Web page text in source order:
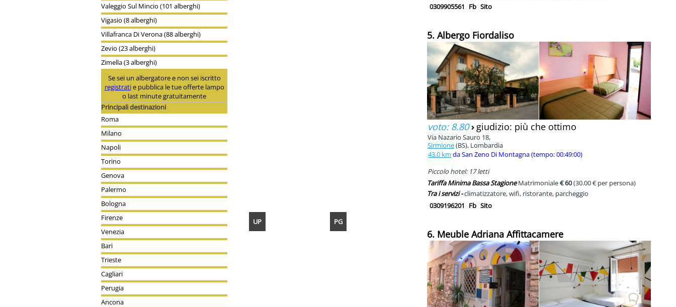
UP PG
0309905561 Fb Sito
5. Albergo Fiordaliso
voto: 8.80› giudizio: più che ottimo
Via Nazario Sauro 18,
Sirmione(BS), Lombardia
43.0 km da San Zeno Di Montagna (tempo: 00:49:00)
Piccolo hotel: 17 letti
Tariffa Minima Bassa StagioneMatrimoniale€ 60(30.00 € per persona)
Tra i servizi -climatizzatore, wifi, ristorante, parcheggio
0309196201 Fb Sito
6. Meuble Adriana Affittacamere
Valeggio Sul Mincio (101 alberghi)
Vigasio (8 alberghi)
Villafranca Di Verona (88 alberghi)
Zevio (23 alberghi)
Zimella (3 alberghi)
Se sei un albergatore e non sei iscritto
registratie pubblica le tue offerte lampo
o last minute gratuitamente
Principali destinazioni
Roma
Milano
Napoli
Torino
Genova
Palermo
Bologna
Firenze
Venezia
Bari
Trieste
Cagliari
Perugia
Ancona